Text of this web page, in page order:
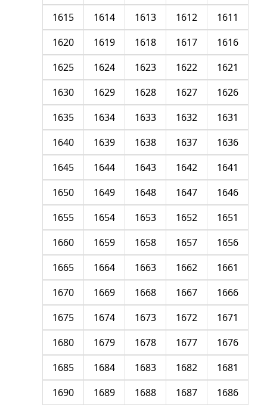
1611
1612
1613
1614
1615
1616
1617
1618
1619
1620
1621
1622
1623
1624
1625
1626
1627
1628
1629
1630
1631
1632
1633
1634
1635
1636
1637
1638
1639
1640
1641
1642
1643
1644
1645
1646
1647
1648
1649
1650
1651
1652
1653
1654
1655
1656
1657
1658
1659
1660
1661
1662
1663
1664
1665
1666
1667
1668
1669
1670
1671
1672
1673
1674
1675
1676
1677
1678
1679
1680
1681
1682
1683
1684
1685
1686
1687
1688
1689
1690